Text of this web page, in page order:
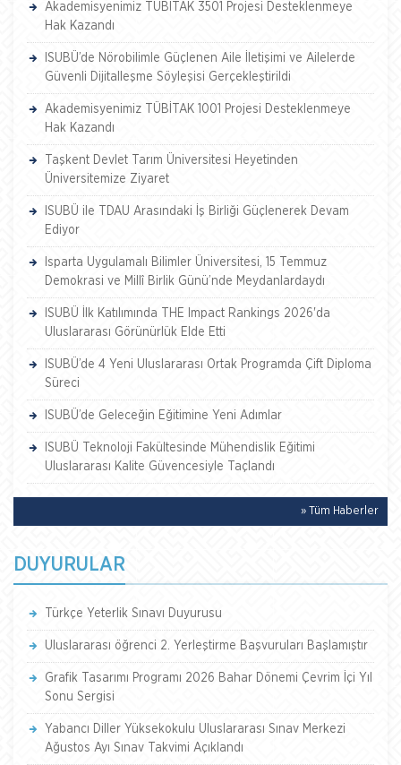
Akademisyenimiz TÜBİTAK 3501 Projesi Desteklenmeye
Hak Kazandı
ISUBÜ’de Nörobilimle Güçlenen Aile İletişimi ve Ailelerde
Güvenli Dijitalleşme Söyleşisi Gerçekleştirildi
Akademisyenimiz TÜBİTAK 1001 Projesi Desteklenmeye
Hak Kazandı
Taşkent Devlet Tarım Üniversitesi Heyetinden
Üniversitemize Ziyaret
ISUBÜ ile TDAU Arasındaki İş Birliği Güçlenerek Devam
Ediyor
Isparta Uygulamalı Bilimler Üniversitesi, 15 Temmuz
Demokrasi ve Millî Birlik Günü’nde Meydanlardaydı
ISUBÜ İlk Katılımında THE Impact Rankings 2026'da
Uluslararası Görünürlük Elde Etti
ISUBÜ’de 4 Yeni Uluslararası Ortak Programda Çift Diploma
Süreci
ISUBÜ’de Geleceğin Eğitimine Yeni Adımlar
ISUBÜ Teknoloji Fakültesinde Mühendislik Eğitimi
Uluslararası Kalite Güvencesiyle Taçlandı
» Tüm Haberler
DUYURULAR
Türkçe Yeterlik Sınavı Duyurusu
Uluslararası öğrenci 2. Yerleştirme Başvuruları Başlamıştır
Grafik Tasarımı Programı 2026 Bahar Dönemi Çevrim İçi Yıl
Sonu Sergisi
Yabancı Diller Yüksekokulu Uluslararası Sınav Merkezi
Ağustos Ayı Sınav Takvimi Açıklandı